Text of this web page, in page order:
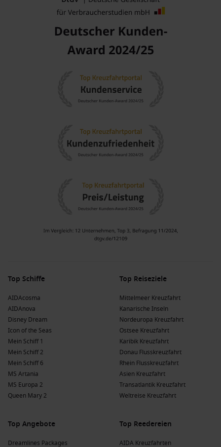
Top Schiffe
AIDAcosma
AIDAnova
Disney Dream
Icon of the Seas
Mein Schiff 1
Mein Schiff 2
Mein Schiff 6
MS Artania
MS Europa 2
Queen Mary 2
Top Reiseziele
Mittelmeer Kreuzfahrt
Kanarische Inseln
Nordeuropa Kreuzfahrt
Ostsee Kreuzfahrt
Karibik Kreuzfahrt
Donau Flusskreuzfahrt
Rhein Flusskreuzfahrt
Asien Kreuzfahrt
Transatlantik Kreuzfahrt
Weltreise Kreuzfahrt
Top Angebote
Dreamlines Packages
Top Reedereien
AIDA Kreuzfahrten